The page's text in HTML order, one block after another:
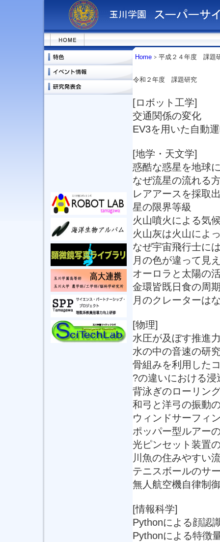
Home 平成２４年度 課題
令和２年度 課題研究
[ロボット工学]
交通関係の変化
EV3を用いた自動
[地学・天文学]
惑酷な惑星を地球
なぜ流星の流れる
レアアースを採取
星の限界等級
火山噴火による気
火山灰は火山によ
なぜ宇宙飛行士に
月の色が違って見
オーロラと太陽の
金環皆既日食の周
月のクレーターは
[物理]
水圧が及ぼす推進
水の中の音速の研
骨組みを利用した
?の違いにおける
背泳ぎのローリン
和弓と洋弓の振動
ウィンドサーフィ
ポッパー型ルアー
光ピンセット装置
川魚の住みやすい
テニスボールのサ
無人航空機自律制
[情報科学]
Pythonによる顔認
Pythonによる特徴